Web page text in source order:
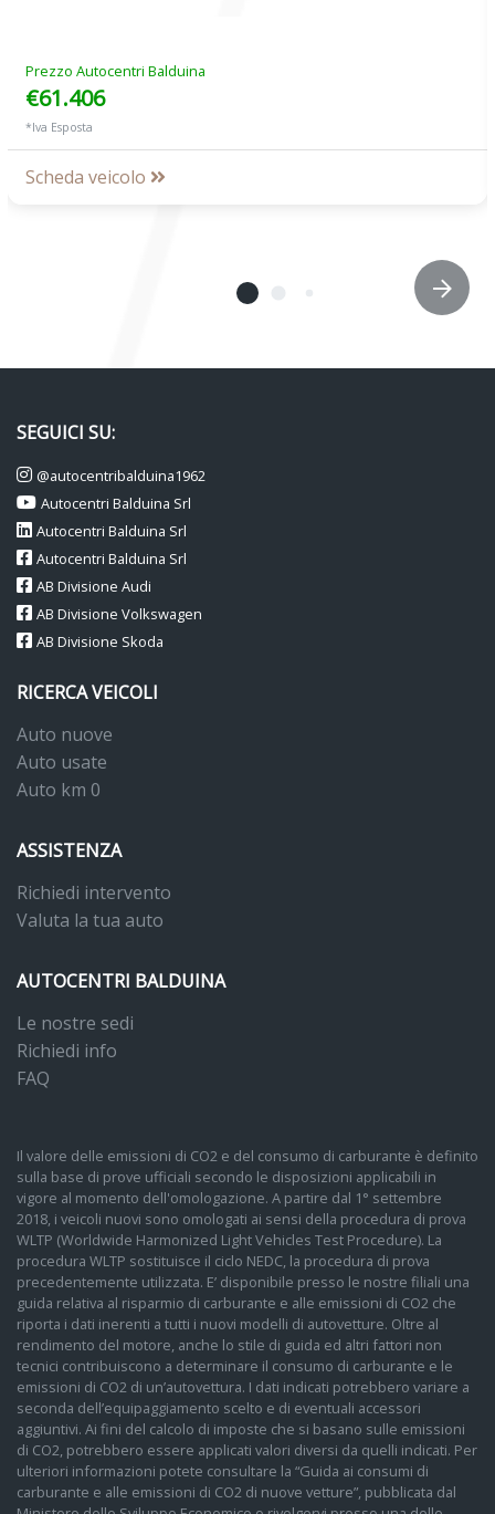
Prezzo Autocentri Balduina
€61.406
*Iva Esposta
Scheda veicolo
SEGUICI SU:
@autocentribalduina1962
Autocentri Balduina Srl
Autocentri Balduina Srl
Autocentri Balduina Srl
AB Divisione Audi
AB Divisione Volkswagen
AB Divisione Skoda
RICERCA VEICOLI
Auto nuove
Auto usate
Auto km 0
ASSISTENZA
Richiedi intervento
Valuta la tua auto
AUTOCENTRI BALDUINA
Le nostre sedi
Richiedi info
FAQ
Il valore delle emissioni di CO2 e del consumo di carburante è definito
sulla base di prove ufficiali secondo le disposizioni applicabili in
vigore al momento dell'omologazione. A partire dal 1° settembre
2018, i veicoli nuovi sono omologati ai sensi della procedura di prova
WLTP (Worldwide Harmonized Light Vehicles Test Procedure). La
procedura WLTP sostituisce il ciclo NEDC, la procedura di prova
precedentemente utilizzata. E’ disponibile presso le nostre filiali una
guida relativa al risparmio di carburante e alle emissioni di CO2 che
riporta i dati inerenti a tutti i nuovi modelli di autovetture. Oltre al
rendimento del motore, anche lo stile di guida ed altri fattori non
tecnici contribuiscono a determinare il consumo di carburante e le
emissioni di CO2 di un’autovettura. I dati indicati potrebbero variare a
seconda dell’equipaggiamento scelto e di eventuali accessori
aggiuntivi. Ai fini del calcolo di imposte che si basano sulle emissioni
di CO2, potrebbero essere applicati valori diversi da quelli indicati. Per
ulteriori informazioni potete consultare la “Guida ai consumi di
carburante e alle emissioni di CO2 di nuove vetture”, pubblicata dal